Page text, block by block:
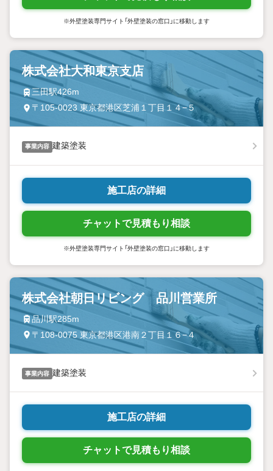
※外壁塗装専門サイト「外壁塗装の窓口」に移動します
株式会社大和東京支店
三田駅426m
〒105-0023 東京都港区芝浦１丁目１４−５
事業内容 建築塗装
施工店の詳細
チャットで見積もり相談
※外壁塗装専門サイト「外壁塗装の窓口」に移動します
株式会社朝日リビング 品川営業所
品川駅285m
〒108-0075 東京都港区港南２丁目１６−４
事業内容 建築塗装
施工店の詳細
チャットで見積もり相談